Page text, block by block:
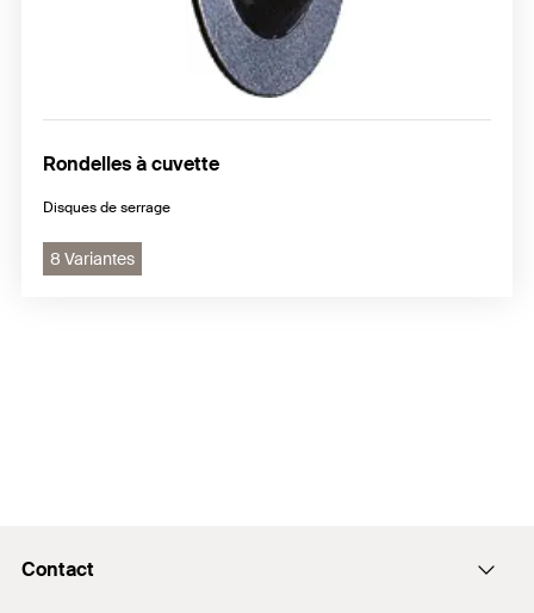
Rondelles à cuvette
Disques de serrage
8 Variantes
Contact